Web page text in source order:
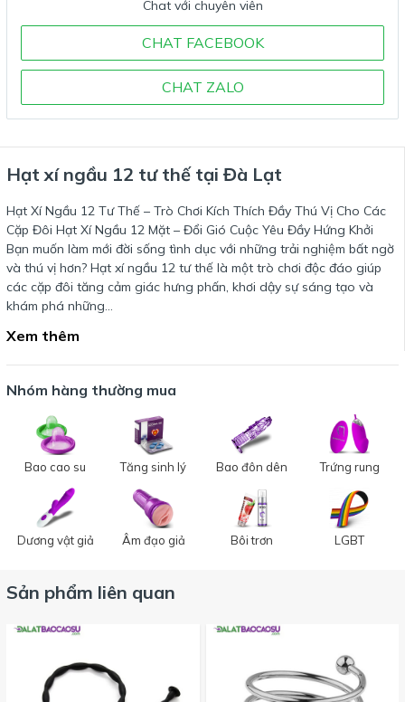
Chat với chuyên viên
CHAT FACEBOOK
CHAT ZALO
Hạt xí ngầu 12 tư thế tại Đà Lạt
Hạt Xí Ngầu 12 Tư Thế – Trò Chơi Kích Thích Đầy Thú Vị Cho Các
Cặp Đôi Hạt Xí Ngầu 12 Mặt – Đổi Gió Cuộc Yêu Đầy Hứng Khởi
Bạn muốn làm mới đời sống tình dục với những trải nghiệm bất ngờ
và thú vị hơn? Hạt xí ngầu 12 tư thế là một trò chơi độc đáo giúp
các cặp đôi tăng cảm giác hưng phấn, khơi dậy sự sáng tạo và
khám phá những…
Xem thêm
Nhóm hàng thường mua
Bao cao su Tăng sinh lý Bao đôn dên Trứng rung
Dương vật giả Âm đạo giả Bôi trơn LGBT
Sản phẩm liên quan